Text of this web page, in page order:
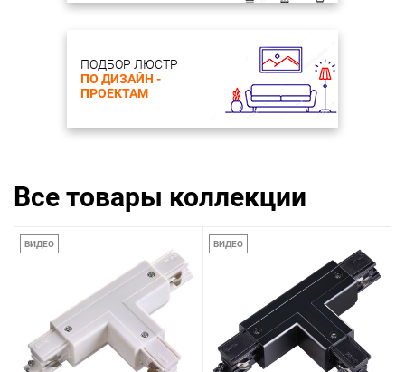
ПОДБОР ЛЮСТР
ПО ДИЗАЙН -
ПРОЕКТАМ
Все товары коллекции
ВИДЕО ВИДЕО